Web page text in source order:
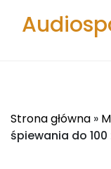
Strona główna »
śpiewania do 100